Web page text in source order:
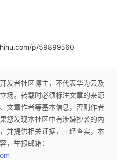
p/59899560
发者社区博主，不代表华为云及
场。转载时必须标注文章的来源
文章作者等基本信息，否则作者
您发现本社区中有涉嫌抄袭的内
并提供相关证据，一经查实，本
，举报邮箱：